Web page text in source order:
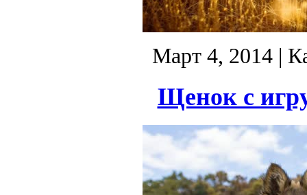
Март 4, 2014|
Щенок с